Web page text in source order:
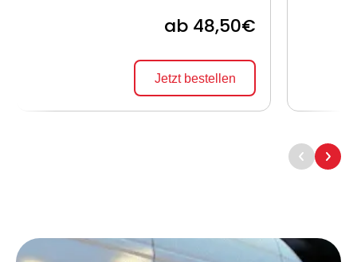
ab 48,50€
Jetzt bestellen